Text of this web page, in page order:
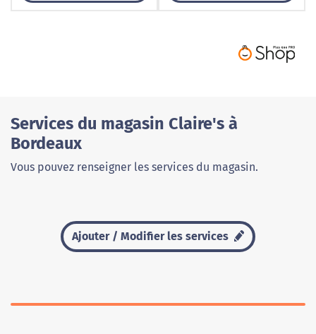
Services du magasin Claire's à
Bordeaux
Vous pouvez renseigner les services du magasin.
Ajouter / Modifier les services